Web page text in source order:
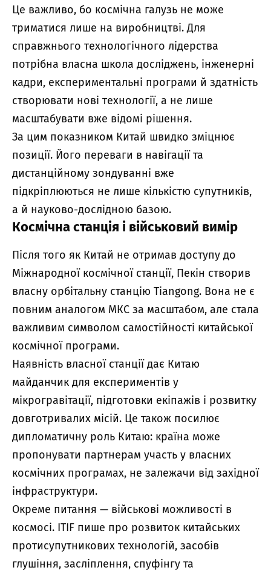
Це важливо, бо космічна галузь не може
триматися лише на виробництві. Для
справжнього технологічного лідерства
потрібна власна школа досліджень, інженерні
кадри, експериментальні програми й здатність
створювати нові технології, а не лише
масштабувати вже відомі рішення.
За цим показником Китай швидко зміцнює
позиції. Його переваги в навігації та
дистанційному зондуванні вже
підкріплюються не лише кількістю супутників,
а й науково-дослідною базою.
Космічна станція і військовий вимір
Після того як Китай не отримав доступу до
Міжнародної космічної станції, Пекін створив
власну орбітальну станцію Tiangong. Вона не є
повним аналогом МКС за масштабом, але стала
важливим символом самостійності китайської
космічної програми.
Наявність власної станції дає Китаю
майданчик для експериментів у
мікрогравітації, підготовки екіпажів і розвитку
довготривалих місій. Це також посилює
дипломатичну роль Китаю: країна може
пропонувати партнерам участь у власних
космічних програмах, не залежачи від західної
інфраструктури.
Окреме питання — військові можливості в
космосі. ITIF пише про розвиток китайських
протисупутникових технологій, засобів
глушіння, засліплення, спуфінгу та